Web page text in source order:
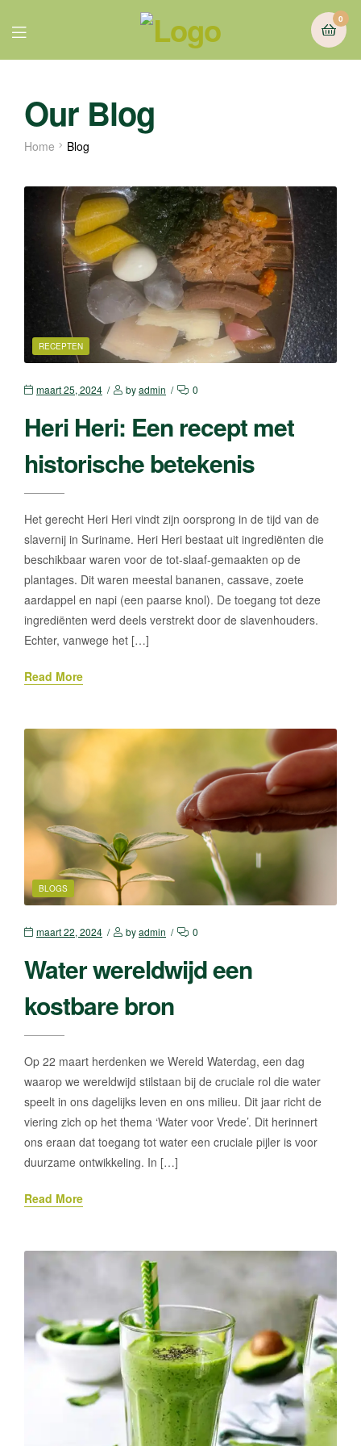
0
Our Blog
Home Blog
RECEPTEN
maart 25, 2024 byadmin 0
Heri Heri: Een recept met
historische betekenis
Het gerecht Heri Heri vindt zijn oorsprong in de tijd van de
slavernij in Suriname. Heri Heri bestaat uit ingrediënten die
beschikbaar waren voor de tot-slaaf-gemaakten op de
plantages. Dit waren meestal bananen, cassave, zoete
aardappel en napi (een paarse knol). De toegang tot deze
ingrediënten werd deels verstrekt door de slavenhouders.
Echter, vanwege het […]
Read More
BLOGS
maart 22, 2024 byadmin 0
Water wereldwijd een
kostbare bron
Op 22 maart herdenken we Wereld Waterdag, een dag
waarop we wereldwijd stilstaan bij de cruciale rol die water
speelt in ons dagelijks leven en ons milieu. Dit jaar richt de
viering zich op het thema ‘Water voor Vrede’. Dit herinnert
ons eraan dat toegang tot water een cruciale pijler is voor
duurzame ontwikkeling. In […]
Read More